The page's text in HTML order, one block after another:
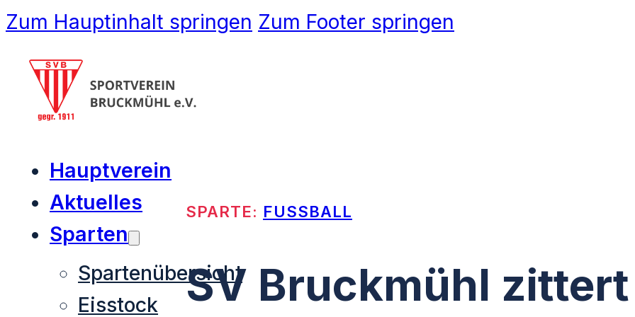
Zum Hauptinhalt springen Zum Footer springen
Hauptverein
Aktuelles
Sparten
Spartenübersicht
Eisstock
SPARTE: FUSSBALL
SV Bruckmühl